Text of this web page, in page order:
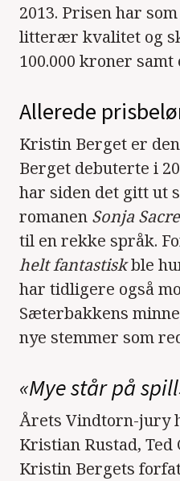
2013. Prisen har
litterær kvalitet og
100.000 kroner
Allerede
Kristin Berget er
Berget debuterte i
har siden det gitt ut
romanen Sonja
til en rekke språk.
helt fantastiskble
har tidligere også
Sæterbakkens
nye stemmer som
«Mye står på
Årets Vindtorn-jury
Kristian Rustad,
Kristin Bergets